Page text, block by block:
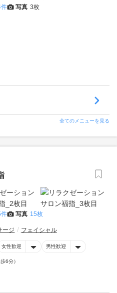
写真 3枚
全てのメニューを見る
写真 15枚
ージ フェイシャル
女性歓迎 男性歓迎
6分）